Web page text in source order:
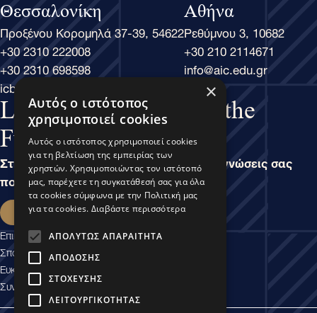
Θεσσαλονίκη
Προξένου Κορομηλά 37-39, 54622
+30 2310 222008
+30 2310 698598
icbs@icbs.gr
Αθήνα
Ρεθύμνου 3, 10682
+30 210 2114671
info@aic.edu.gr
Learn Business, Lead the
Future
Στην άσκηση του Μάνατζμεντ, είναι οι γνώσεις σας
που καθορίζουν τις δυνατότητές σας.
Εκδήλωση ενδιαφέροντος
Επικοινωνία
Σπουδαστικές Υπηρεσίες
Ευκαιρίες Καριέρας
Συνεργασίες Εμπιστοσύνης
×
Αυτός ο ιστότοπος
χρησιμοποιεί cookies
Αυτός ο ιστότοπος χρησιμοποιεί cookies
για τη βελτίωση της εμπειρίας των
χρηστών. Χρησιμοποιώντας τον ιστότοπό
μας, παρέχετε τη συγκατάθεσή σας για όλα
τα cookies σύμφωνα με την Πολιτική μας
για τα cookies. Διαβάστε περισσότερα
ΑΠΟΛΎΤΩΣ ΑΠΑΡΑΊΤΗΤΑ
ΑΠΌΔΟΣΗΣ
ΣΤΌΧΕΥΣΗΣ
ΛΕΙΤΟΥΡΓΙΚΌΤΗΤΑΣ